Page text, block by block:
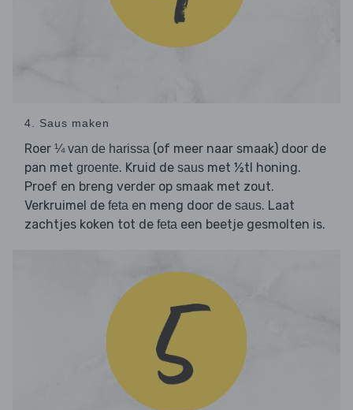
4. Saus maken
Roer ¼ van de harissa (of meer naar smaak) door de
pan met groente. Kruid de saus met ½tl honing.
Proef en breng verder op smaak met zout.
Verkruimel de feta en meng door de saus. Laat
zachtjes koken tot de feta een beetje gesmolten is.